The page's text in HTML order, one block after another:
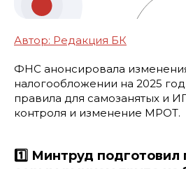
Автор: Редакция БК
ФНС анонсировала
налогообложении на 2025
правила для самозанятых и
контроля и изменение МРОТ.
1️⃣ Минтруд подготовил